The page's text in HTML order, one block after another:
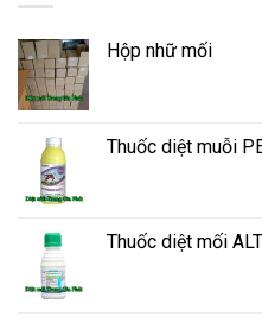
Hộp nhữ mối
Thuốc diệt muỗi
Thuốc diệt mối